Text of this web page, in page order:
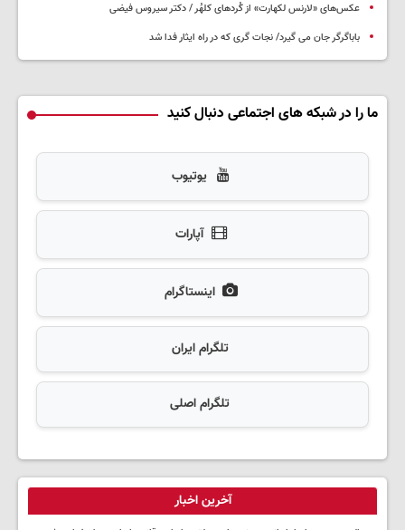
عکس‌های «لارنس لکهارت» از کُردهای کلهُر / دکتر سیروس فیضی
باباگرگر جان می گیرد/ نجات گری که در راه ایثار فدا شد
ما را در شبکه های اجتماعی دنبال کنید
یوتیوب
آپارات
اینستاگرام
تلگرام ایران
تلگرام اصلی
آخرین اخبار